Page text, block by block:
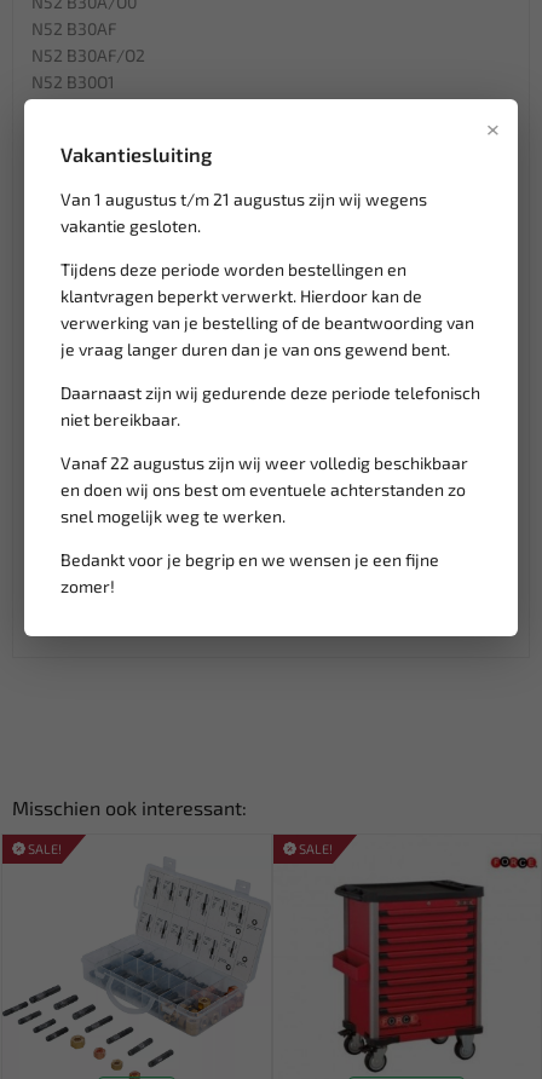
×
Vakantiesluiting
Van 1 augustus t/m 21 augustus zijn wij wegens
vakantie gesloten.
Tijdens deze periode worden bestellingen en
klantvragen beperkt verwerkt. Hierdoor kan de
verwerking van je bestelling of de beantwoording van
je vraag langer duren dan je van ons gewend bent.
Daarnaast zijn wij gedurende deze periode telefonisch
niet bereikbaar.
Vanaf 22 augustus zijn wij weer volledig beschikbaar
en doen wij ons best om eventuele achterstanden zo
snel mogelijk weg te werken.
Bedankt voor je begrip en we wensen je een fijne
zomer!
N52 B30AF
N52 B30AF/O2
N52 B30O1
N52K B25A
N52K B30A
N52K B30A/O1
N52K B30AF
N55 B30A
N55 B30A/M0
N55 B30A/O0
N55 B30MO
N55 B30O0
Klantenservice,werkdagen van 9:00 tot 17:00 uur
Veilig online betalen meto.a. iDeal, Billie, Klarna
Groot assortiment,wekelijks nieuwe producten
Lage verzendkosten NL
Misschien ook interessant:
SALE! SALE!